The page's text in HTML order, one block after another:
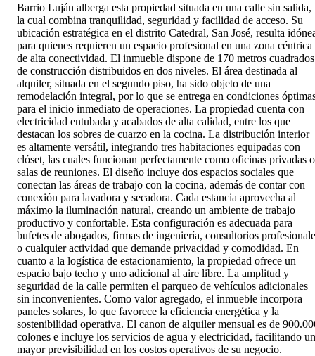
Barrio Luján alberga esta propiedad situada en una calle sin salida,
la cual combina tranquilidad, seguridad y facilidad de acceso. Su
ubicación estratégica en el distrito Catedral, San José, resulta
para quienes requieren un espacio profesional en una zona céntrica
de alta conectividad. El inmueble dispone de 170 metros cuadrados
de construcción distribuidos en dos niveles. El área destinada al
alquiler, situada en el segundo piso, ha sido objeto de una
remodelación integral, por lo que se entrega en condiciones
para el inicio inmediato de operaciones. La propiedad cuenta con
electricidad entubada y acabados de alta calidad, entre los que
destacan los sobres de cuarzo en la cocina. La distribución interior
es altamente versátil, integrando tres habitaciones equipadas con
clóset, las cuales funcionan perfectamente como oficinas privadas o
salas de reuniones. El diseño incluye dos espacios sociales que
conectan las áreas de trabajo con la cocina, además de contar con
conexión para lavadora y secadora. Cada estancia aprovecha al
máximo la iluminación natural, creando un ambiente de trabajo
productivo y confortable. Esta configuración es adecuada para
bufetes de abogados, firmas de ingeniería, consultorios
o cualquier actividad que demande privacidad y comodidad. En
cuanto a la logística de estacionamiento, la propiedad ofrece un
espacio bajo techo y uno adicional al aire libre. La amplitud y
seguridad de la calle permiten el parqueo de vehículos adicionales
sin inconvenientes. Como valor agregado, el inmueble incorpora
paneles solares, lo que favorece la eficiencia energética y la
sostenibilidad operativa. El canon de alquiler mensual es de
colones e incluye los servicios de agua y electricidad, facilitando
mayor previsibilidad en los costos operativos de su negocio.